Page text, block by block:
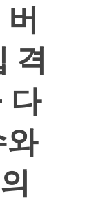
격
다
와